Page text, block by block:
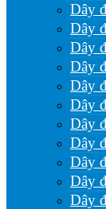
Dây
Dây
Dây
Dây
Dây
Dây
Dây
Dây
Dây
Dây
Dây